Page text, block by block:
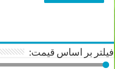
فیلتر بر اساس قیمت: